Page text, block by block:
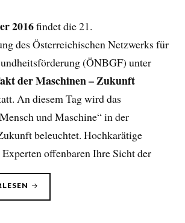
2016findet die 21.
des Österreichischen Netzwerks für
(ÖNBGF) unter
der Maschinen – Zukunft
An diesem Tag wird das
und Maschine“ in der
beleuchtet. Hochkarätige
offenbaren Ihre Sicht der
„21.INFOTAG